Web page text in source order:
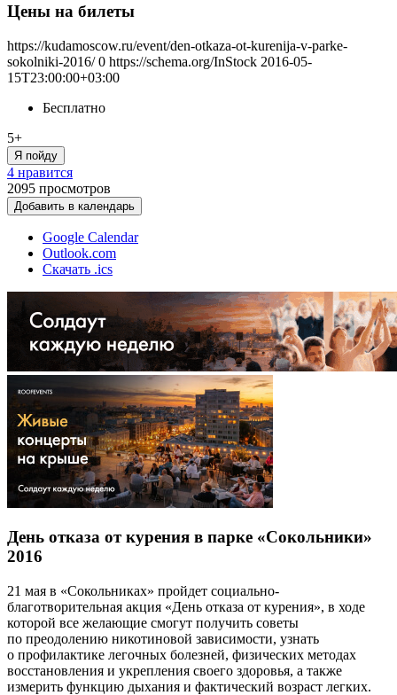
Цены на билеты
https://kudamoscow.ru/event/den-otkaza-ot-kurenija-v-parke-
sokolniki-2016/ 0 https://schema.org/InStock 2016-05-
15T23:00:00+03:00
Бесплатно
5+
Я пойду
4 нравится
2095 просмотров
Добавить в календарь
Google Calendar
Outlook.com
Скачать .ics
День отказа от курения в парке «Сокольники»
2016
21 мая в «Сокольниках» пройдет социально-
благотворительная акция «День отказа от курения», в ходе
которой все желающие смогут получить советы
по преодолению никотиновой зависимости, узнать
о профилактике легочных болезней, физических методах
восстановления и укрепления своего здоровья, а также
измерить функцию дыхания и фактический возраст легких.